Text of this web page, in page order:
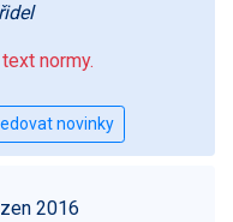
normy.
2016